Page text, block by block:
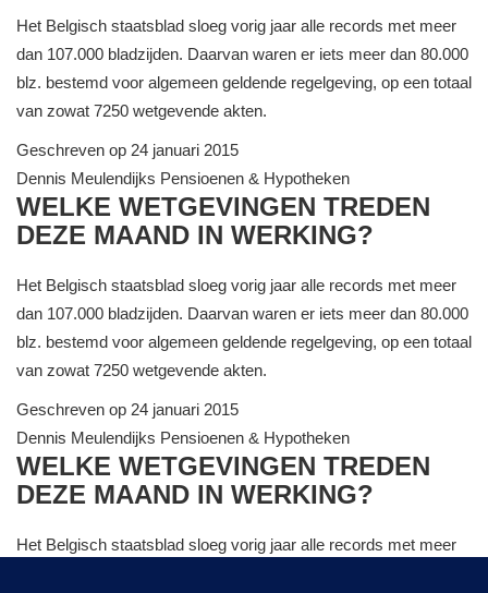
Het Belgisch staatsblad sloeg vorig jaar alle records met meer
dan 107.000 bladzijden. Daarvan waren er iets meer dan 80.000
blz. bestemd voor algemeen geldende regelgeving, op een totaal
van zowat 7250 wetgevende akten.
Geschreven op 24 januari 2015
Dennis Meulendijks Pensioenen & Hypotheken
WELKE WETGEVINGEN TREDEN
DEZE MAAND IN WERKING?
Het Belgisch staatsblad sloeg vorig jaar alle records met meer
dan 107.000 bladzijden. Daarvan waren er iets meer dan 80.000
blz. bestemd voor algemeen geldende regelgeving, op een totaal
van zowat 7250 wetgevende akten.
Geschreven op 24 januari 2015
Dennis Meulendijks Pensioenen & Hypotheken
WELKE WETGEVINGEN TREDEN
DEZE MAAND IN WERKING?
Het Belgisch staatsblad sloeg vorig jaar alle records met meer